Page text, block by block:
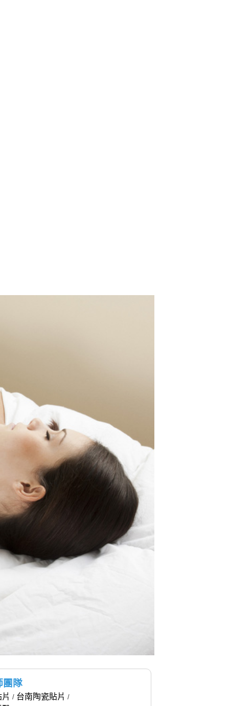
團隊
/ 台南陶瓷貼片 /